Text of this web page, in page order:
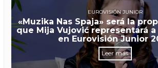
EUROVISIÓN JUNIOR
«Muzika Nas Spaja» será la
que Mija Vujović representará
en Eurovisión Junior
Leer más